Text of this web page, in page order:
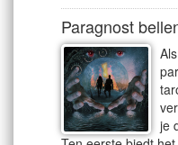
Paragnost
je